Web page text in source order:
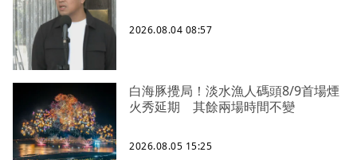
2026.08.04 08:57
白海豚攪局！淡水漁人碼頭8/9首場煙
火秀延期 其餘兩場時間不變
2026.08.05 15:25